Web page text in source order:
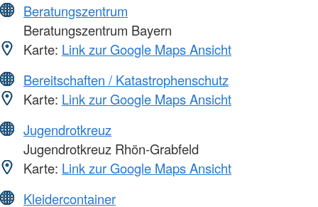
Beratungszentrum
Beratungszentrum Bayern
Karte: Link zur Google Maps Ansicht
Bereitschaften / Katastrophenschutz
Karte: Link zur Google Maps Ansicht
Jugendrotkreuz
Jugendrotkreuz Rhön-Grabfeld
Karte: Link zur Google Maps Ansicht
Kleidercontainer